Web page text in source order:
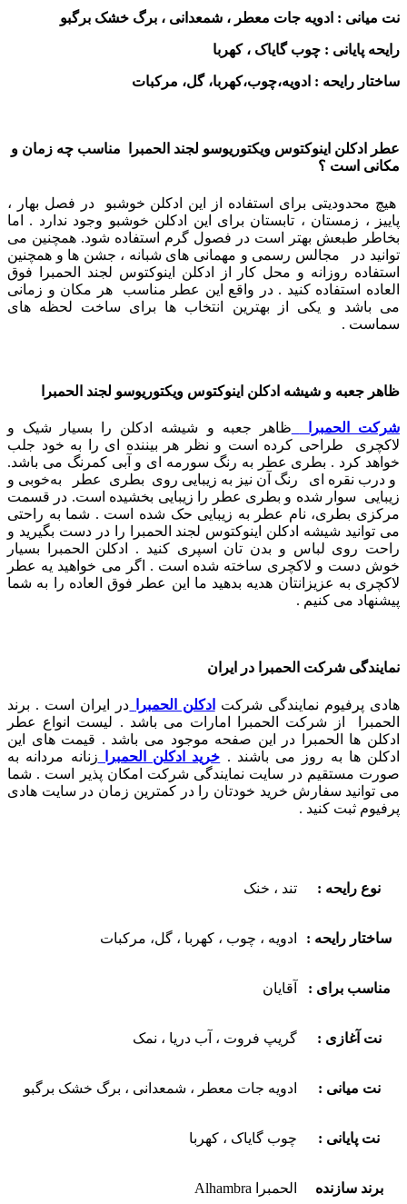
نت میانی : ادویه جات معطر ، شمعدانی ، برگ خشک برگبو
رایحه پایانی : چوب گایاک ، کهربا
ساختار رایحه : ادویه،چوب،کهربا، گل، مرکبات
عطر ادکلن اینوکتوس ویکتوریوسو لجند الحمبرا مناسب چه زمان و
مکانی است ؟
هیچ محدودیتی برای استفاده از این ادکلن خوشبو در فصل بهار ،
پاییز ، زمستان ، تابستان برای این ادکلن خوشبو وجود ندارد . اما
بخاطر طبعش بهتر است در فصول گرم استفاده شود. همچنین می
توانید در مجالس رسمی و مهمانی های شبانه ، جشن ها و همچنین
استفاده روزانه و محل کار از ادکلن اینوکتوس لجند الحمبرا فوق
العاده استفاده کنید . در واقع این عطر مناسب هر مکان و زمانی
می باشد و یکی از بهترین انتخاب ها برای ساخت لحظه های
سماست .
ظاهر جعبه و شیشه ادکلن اینوکتوس ویکتوریوسو لجند الحمبرا
شرکت الحمبرا
ظاهر جعبه و شیشه ادکلن را بسیار شیک و
لاکچری طراحی کرده است و نظر هر بیننده ای را به خود جلب
خواهد کرد . بطری عطر به رنگ سورمه ای و آبی کمرنگ می باشد.
و درب نقره ای رنگ آن نیز به زیبایی روی بطری عطر به‌خوبی و
زیبایی سوار شده و بطری عطر را زیبایی بخشیده است. در قسمت
مرکزی بطری، نام عطر به زیبایی حک شده است . شما به راحتی
می توانید شیشه ادکلن اینوکتوس لجند الحمبرا را در دست بگیرید و
راحت روی لباس و بدن تان اسپری کنید . ادکلن الحمبرا بسیار
خوش دست و لاکچری ساخته شده است . اگر می خواهید یه عطر
لاکچری به عزیزانتان هدیه بدهید ما این عطر فوق العاده را به شما
پیشنهاد می کنیم .
نمایندگی شرکت الحمبرا در ایران
هادی پرفیوم نمایندگی شرکت ادکلن الحمبرا
در ایران است . برند
الحمبرا از شرکت الحمبرا امارات می باشد . لیست انواع عطر
ادکلن ها الحمبرا در این صفحه موجود می باشد . قیمت های این
ادکلن ها به روز می باشند . خرید ادکلن الحمبرا زنانه مردانه به
صورت مستقیم در سایت نمایندگی شرکت امکان پذیر است . شما
می توانید سفارش خرید خودتان را در کمترین زمان در سایت هادی
پرفیوم ثبت کنید .
نوع رایحه : تند ، خنک
ساختار رایحه : ادویه ، چوب ، کهربا ، گل، مرکبات
مناسب برای : آقایان
نت آغازی : گریپ فروت ، آب دریا ، نمک
نت میانی : ادویه جات معطر ، شمعدانی ، برگ خشک برگبو
نت پایانی : چوب گایاک ، کهربا
برند سازنده الحمبرا Alhambra